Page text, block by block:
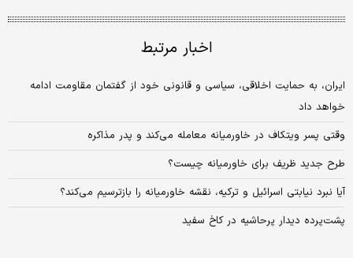
اخبار مرتبط
ایران، به حمایت اخلاقی، سیاسی و قانونی خود از گفتمان مقاومت ادامه
خواهد داد
وقتی پسر ویتکاف در خاورمیانه معامله می‌کند و پدر مذاکره
طرح جدید ظریف برای خاورمیانه چیست؟
آیا نبرد نیابتی اسرائیل و ترکیه، نقشه خاورمیانه را بازترسیم می‌کند؟
پشت‌پرده دیدار پرحاشیه در کاخ سفید